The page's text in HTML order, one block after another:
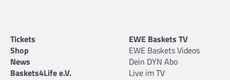
Tickets
Shop
News
Baskets4Life e.V.
EWE Baskets TV
EWE Baskets Videos
Dein DYN Abo
Live im TV